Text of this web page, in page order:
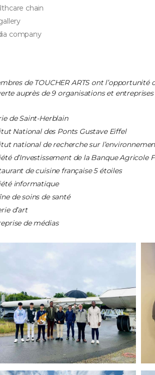
chain
company
de TOUCHER ARTS ont
auprès de 9 organisations et
de Saint-Herblain
National des Ponts Gustave Eiffel
national de recherche sur
d’Investissement de la Banque Agricole
de cuisine française 5 étoiles
informatique
de soins de santé
d’art
de médias